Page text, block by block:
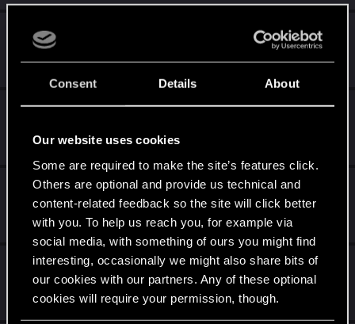
Consent Details About
Our website uses cookies
Some are required to make the site’s features click.
Others are optional and provide us technical and
content-related feedback so the site will click better
with you. To help us reach you, for example via
social media, with something of ours you might find
interesting, occasionally we might also share bits of
our cookies with our partners. Any of these optional
cookies will require your permission, though.
Petit bug dans le créateur de jeux
Jul 11, 2022
"connexions perdues"
Quêtes du voyage en PLS
1 1K
Sep 19, 2021
Bug Aigle de Sang
0 993